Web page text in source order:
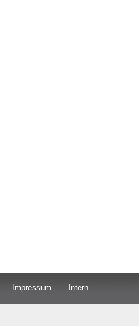
Impressum Intern